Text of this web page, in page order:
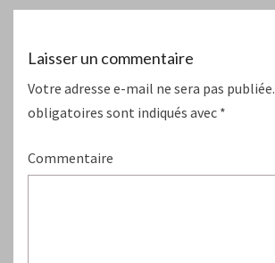
Laisser un commentaire
Votre adresse e-mail ne sera pas publiée.
obligatoires sont indiqués avec *
Commentaire